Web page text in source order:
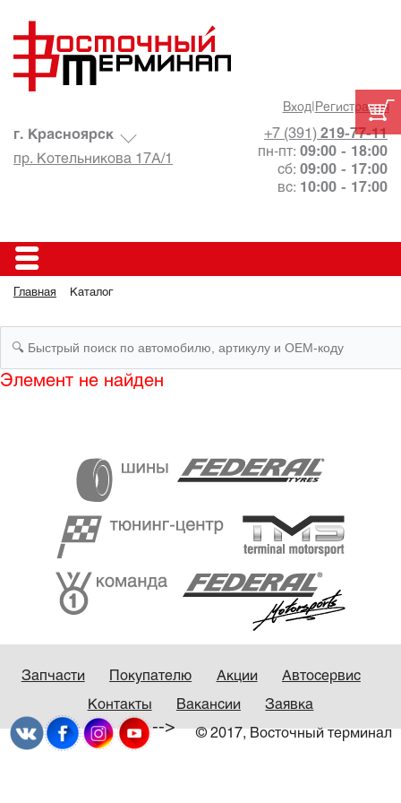
Вход| Регистрация
+7 (391) 219-77-11
пн-пт: 09:00 - 18:00
сб: 09:00 - 17:00
вс: 10:00 - 17:00
г. Красноярск
пр. Котельникова 17А/1
Главная Каталог
Элемент не найден
Запчасти Покупателю Акции Автосервис
Контакты Вакансии Заявка
© 2017, Восточный терминал
-->